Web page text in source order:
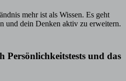
mehr ist als Wissen. Es geht
und dein Denken aktiv zu erweitern.
Persönlichkeitstests und das